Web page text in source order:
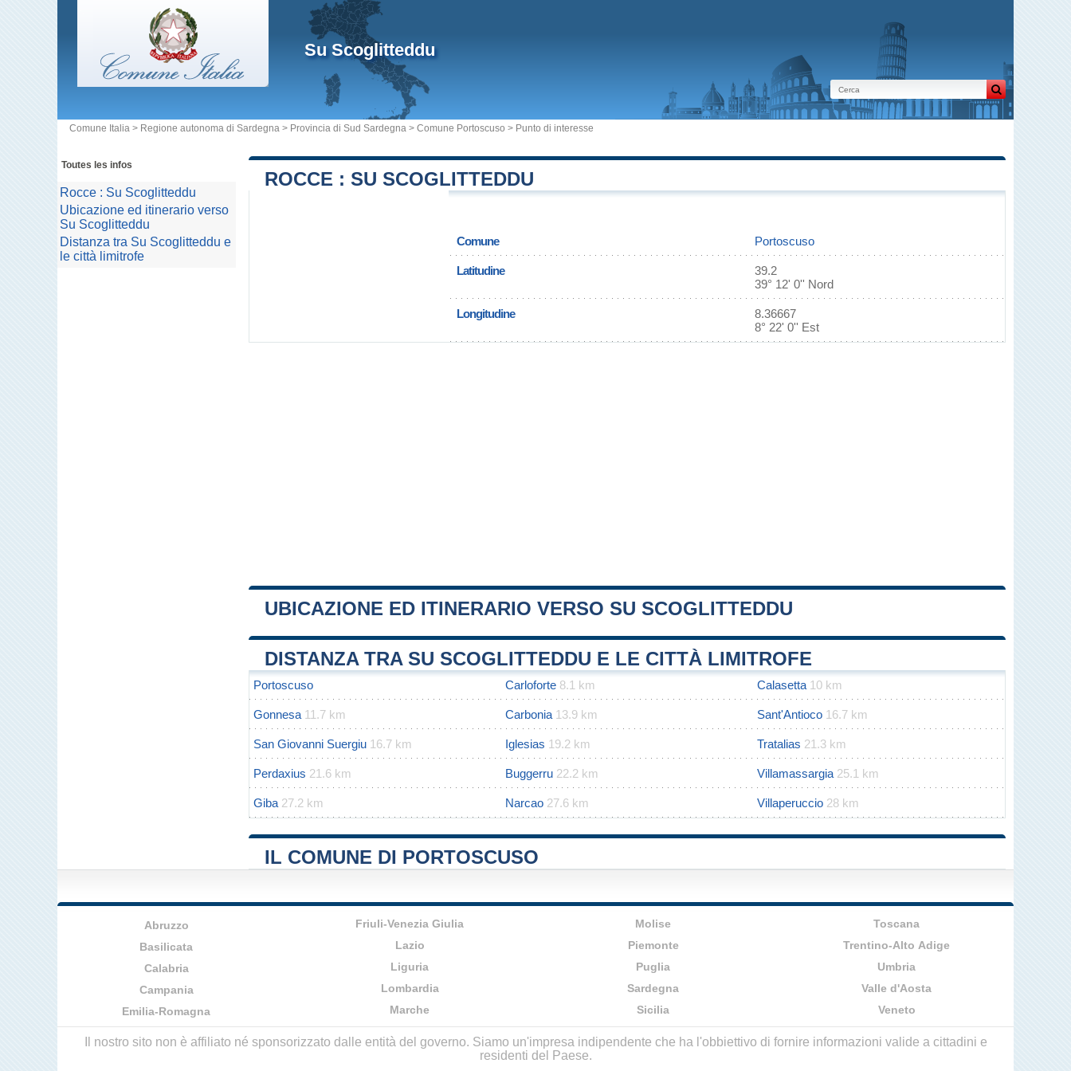
Su Scoglitteddu
Comune Italia > Regione autonoma di Sardegna > Provincia di Sud Sardegna > Comune Portoscuso > Punto di interesse
ROCCE : SU SCOGLITTEDDU
Comune Portoscuso
Latitudine
39.2
39° 12' 0'' Nord
Longitudine
8.36667
8° 22' 0'' Est
UBICAZIONE ED ITINERARIO VERSO SU SCOGLITTEDDU
+
−
Leaflet
DISTANZA TRA SU SCOGLITTEDDU E LE CITTÀ LIMITROFE
Portoscuso Carloforte 8.1 km Calasetta 10 km
Gonnesa 11.7 km Carbonia 13.9 km Sant'Antioco 16.7 km
San Giovanni Suergiu 16.7 km Iglesias 19.2 km Tratalias 21.3 km
Perdaxius 21.6 km Buggerru 22.2 km Villamassargia 25.1 km
Giba 27.2 km Narcao 27.6 km Villaperuccio 28 km
IL COMUNE DI PORTOSCUSO
Toutes les infos
Rocce : Su Scoglitteddu
Ubicazione ed itinerario verso
Su Scoglitteddu
Distanza tra Su Scoglitteddu e
le città limitrofe
Abruzzo
Basilicata
Calabria
Campania
Emilia-Romagna
Friuli-Venezia Giulia
Lazio
Liguria
Lombardia
Marche
Molise
Piemonte
Puglia
Sardegna
Sicilia
Toscana
Trentino-Alto Adige
Umbria
Valle d'Aosta
Veneto
Il nostro sito non è affiliato né sponsorizzato dalle entità del governo. Siamo un'impresa indipendente che ha l'obbiettivo di fornire informazioni valide a cittadini e
residenti del Paese.